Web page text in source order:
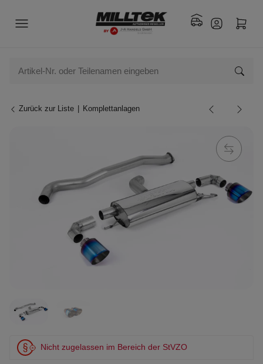
Zurück zur Liste Komplettanlagen
Nicht zugelassen im Bereich der StVZO